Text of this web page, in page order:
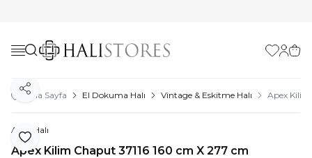
Favorilerim
Ana Sayfa El Dokuma Halı Vintage & Eskitme Halı Apex Kilim
Favoriye Ekle
Paylaş
Apex Halı
Apex Kilim Chaput 37116 160 cm X 277 cm